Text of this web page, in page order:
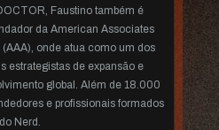
Faustino também é
da American Associates
onde atua como um dos
estrategistas de expansão e
global. Além de 18.000
e profissionais formados
Nerd.